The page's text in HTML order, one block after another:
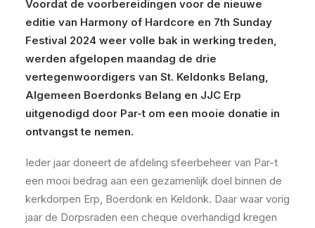
Voordat de voorbereidingen voor de nieuwe
editie van Harmony of Hardcore en 7th Sunday
Festival 2024 weer volle bak in werking treden,
werden afgelopen maandag de drie
vertegenwoordigers van St. Keldonks Belang,
Algemeen Boerdonks Belang en JJC Erp
uitgenodigd door Par-t om een mooie donatie in
ontvangst te nemen.
Ieder jaar doneert de afdeling sfeerbeheer van Par-t
een mooi bedrag aan een gezamenlijk doel binnen de
kerkdorpen Erp, Boerdonk en Keldonk. Daar waar vorig
jaar de Dorpsraden een cheque overhandigd kregen